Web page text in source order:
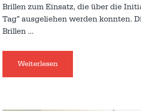
Brillen zum Einsatz, die über die
Tag” ausgeliehen werden konnten.
Brillen …
Weiterlesen